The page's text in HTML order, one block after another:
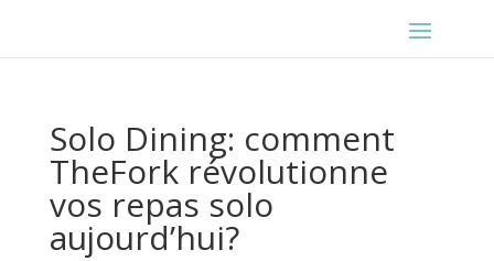
Solo Dining: comment
TheFork révolutionne
vos repas solo
aujourd’hui?